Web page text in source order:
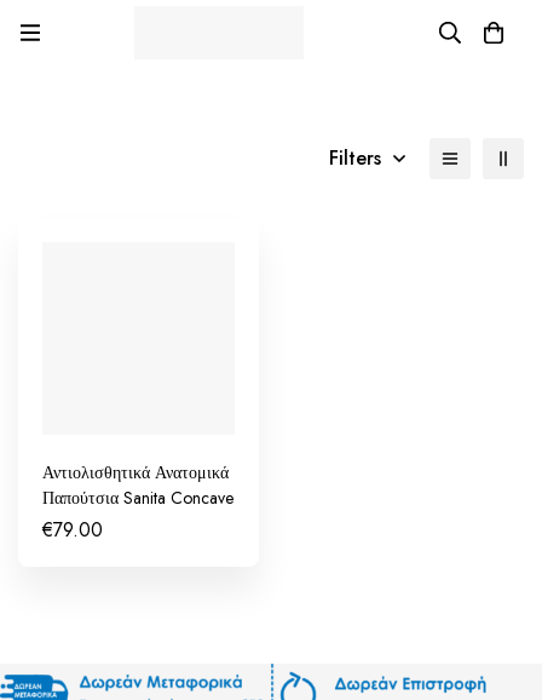
Filters
Αντιολισθητικά Ανατομικά
Παπούτσια Sanita Concave
€79.00